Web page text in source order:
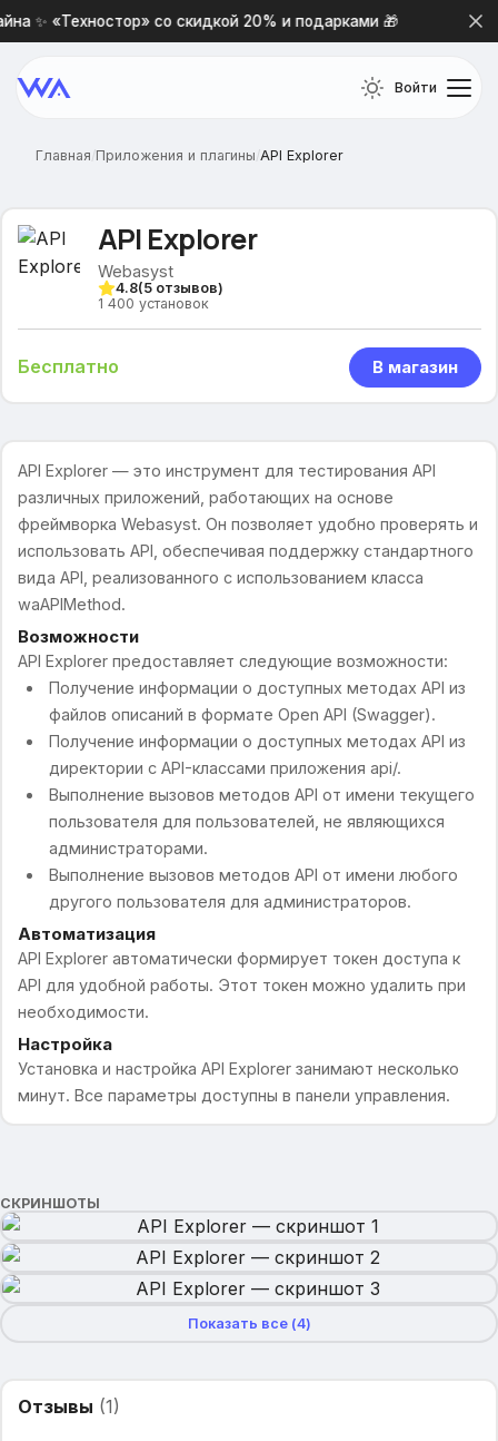
✨ «Техностор» со скидкой 20% и подарками 🎁
Войти
Главная/Приложения и плагины/API Explorer
API Explorer
Webasyst
4.8(5отзывов)
1 400 установок
Бесплатно В магазин
API Explorer — это инструмент для тестирования API
различных приложений, работающих на основе
фреймворка Webasyst. Он позволяет удобно проверять и
использовать API, обеспечивая поддержку стандартного
вида API, реализованного с использованием класса
waAPIMethod.
Возможности
API Explorer предоставляет следующие возможности:
Получение информации о доступных методах API из
файлов описаний в формате Open API (Swagger).
Получение информации о доступных методах API из
директории с API-классами приложения api/.
Выполнение вызовов методов API от имени текущего
пользователя для пользователей, не являющихся
администраторами.
Выполнение вызовов методов API от имени любого
другого пользователя для администраторов.
Автоматизация
API Explorer автоматически формирует токен доступа к
API для удобной работы. Этот токен можно удалить при
необходимости.
Настройка
Установка и настройка API Explorer занимают несколько
минут. Все параметры доступны в панели управления.
СКРИНШОТЫ
Показать все (4)
Отзывы (1)